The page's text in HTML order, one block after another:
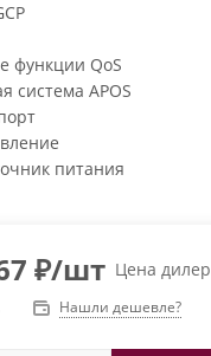
функции QoS
система APOS
питания
₽/шт Цена дилер
Нашли дешевле?